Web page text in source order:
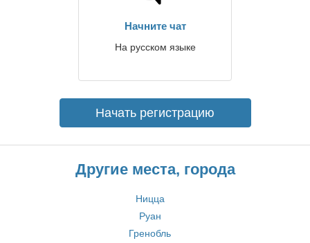
Начните чат
На русском языке
Начать регистрацию
Другие места, города
Ницца
Руан
Гренобль